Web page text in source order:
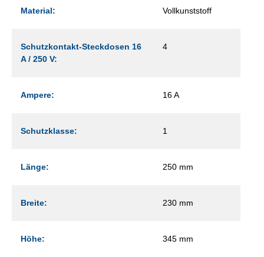
Material: Vollkunststoff
Schutzkontakt-Steckdosen 16
A / 250 V:
4
Ampere: 16 A
Schutzklasse: 1
Länge: 250 mm
Breite: 230 mm
Höhe: 345 mm